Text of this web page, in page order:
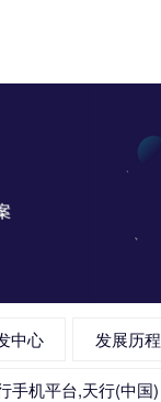
中心 发展历程
手机平台,天行(中国)